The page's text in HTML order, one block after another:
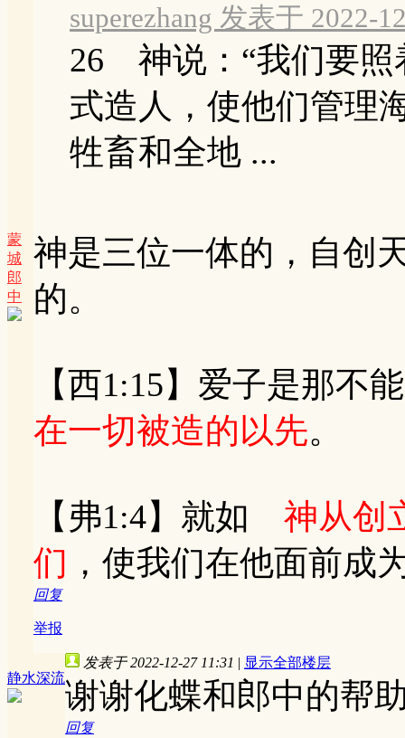
蒙
城
郎
中
superezhang 发表于 2022-
26 神说：“我们要照
式造人，使他们管理
牲畜和全地 ...
神是三位一体的，自创
的。
【西1:15】爱子是那
在一切被造的以先。
【弗1:4】就如 神从创
们 ，使我们在他面前成
回复
举报
静水深流
发表于 2022-12-27 11:31 | 显示全部楼层
谢谢化蝶和郎中的帮
回复